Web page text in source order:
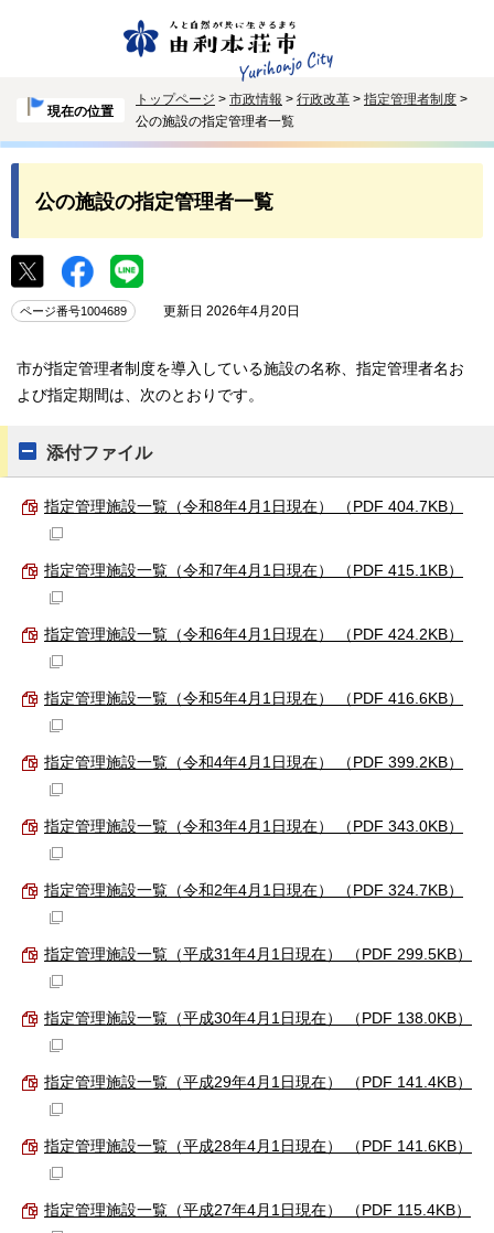
現在の位置
トップページ > 市政情報 > 行政改革 > 指定管理者制度 >
公の施設の指定管理者一覧
公の施設の指定管理者一覧
ページ番号1004689 更新日 2026年4月20日
市が指定管理者制度を導入している施設の名称、指定管理者名お
よび指定期間は、次のとおりです。
添付ファイル
指定管理施設一覧（令和8年4月1日現在） （PDF 404.7KB）
指定管理施設一覧（令和7年4月1日現在） （PDF 415.1KB）
指定管理施設一覧（令和6年4月1日現在） （PDF 424.2KB）
指定管理施設一覧（令和5年4月1日現在） （PDF 416.6KB）
指定管理施設一覧（令和4年4月1日現在） （PDF 399.2KB）
指定管理施設一覧（令和3年4月1日現在） （PDF 343.0KB）
指定管理施設一覧（令和2年4月1日現在） （PDF 324.7KB）
指定管理施設一覧（平成31年4月1日現在） （PDF 299.5KB）
指定管理施設一覧（平成30年4月1日現在） （PDF 138.0KB）
指定管理施設一覧（平成29年4月1日現在） （PDF 141.4KB）
指定管理施設一覧（平成28年4月1日現在） （PDF 141.6KB）
指定管理施設一覧（平成27年4月1日現在） （PDF 115.4KB）